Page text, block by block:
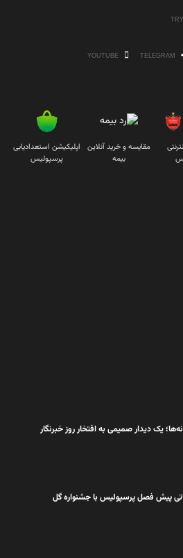
مقایسه و خرید آنلاین
بیمه
اپلیکیشن استعدادیابی
پرسپولیس
یک دیدار صمیمی به افتخار روز خبرنگار
پیش فصل پرسپولیس با جشنواره گل